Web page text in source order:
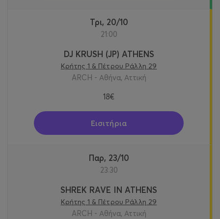
Τρι, 20/10
21:00
DJ KRUSH (JP) ATHENS
Κρήτης 1 & Πέτρου Ράλλη 29
ARCH - Αθήνα, Αττική
18€
Εισιτήρια
Παρ, 23/10
23:30
SHREK RAVE IN ATHENS
Κρήτης 1 & Πέτρου Ράλλη 29
ARCH - Αθήνα, Αττική